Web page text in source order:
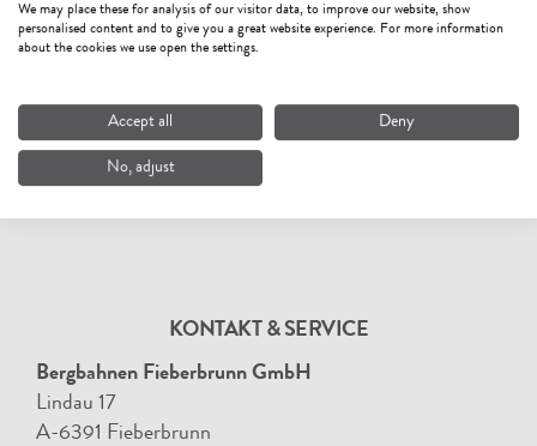
KONTAKT & SERVICE
Bergbahnen Fieberbrunn GmbH
Lindau 17
A-6391 Fieberbrunn
We may place these for analysis of our visitor data, to improve our website, show
personalised content and to give you a great website experience. For more information
about the cookies we use open the settings.
Accept all Deny
No, adjust